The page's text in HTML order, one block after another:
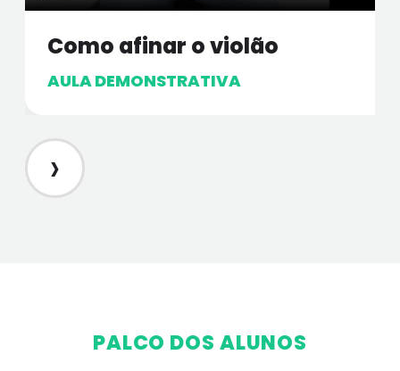
Como afinar o violão
AULA DEMONSTRATIVA
›
PALCO DOS ALUNOS